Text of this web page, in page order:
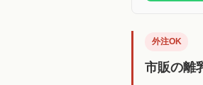
外注OK
市販の離